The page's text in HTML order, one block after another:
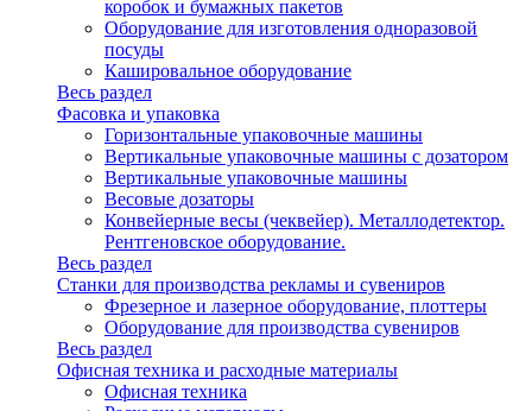
коробок и бумажных пакетов
Оборудование для изготовления одноразовой
посуды
Кашировальное оборудование
Весь раздел
Фасовка и упаковка
Горизонтальные упаковочные машины
Вертикальные упаковочные машины с дозатором
Вертикальные упаковочные машины
Весовые дозаторы
Конвейерные весы (чеквейер). Металлодетектор.
Рентгеновское оборудование.
Весь раздел
Станки для производства рекламы и сувениров
Фрезерное и лазерное оборудование, плоттеры
Оборудование для производства сувениров
Весь раздел
Офисная техника и расходные материалы
Офисная техника